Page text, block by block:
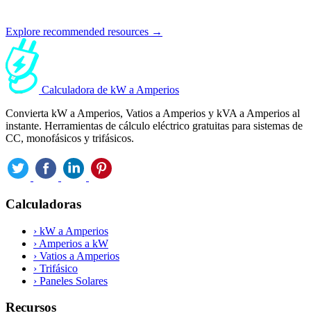
Explore recommended resources →
Calculadora de kW a Amperios
Convierta kW a Amperios, Vatios a Amperios y kVA a Amperios al
instante. Herramientas de cálculo eléctrico gratuitas para sistemas de
CC, monofásicos y trifásicos.
Calculadoras
› kW a Amperios
› Amperios a kW
› Vatios a Amperios
› Trifásico
› Paneles Solares
Recursos